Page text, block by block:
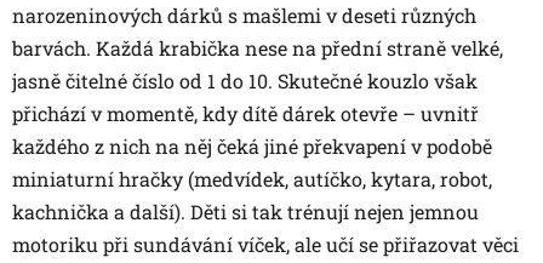
narozeninových dárků s mašlemi v deseti různých
barvách. Každá krabička nese na přední straně velké,
jasně čitelné číslo od 1 do 10. Skutečné kouzlo však
přichází v momentě, kdy dítě dárek otevře – uvnitř
každého z nich na něj čeká jiné překvapení v podobě
miniaturní hračky (medvídek, autíčko, kytara, robot,
kachnička a další). Děti si tak trénují nejen jemnou
motoriku při sundávání víček, ale učí se přiřazovat věci